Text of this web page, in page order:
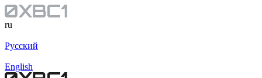
ru
Русский
English